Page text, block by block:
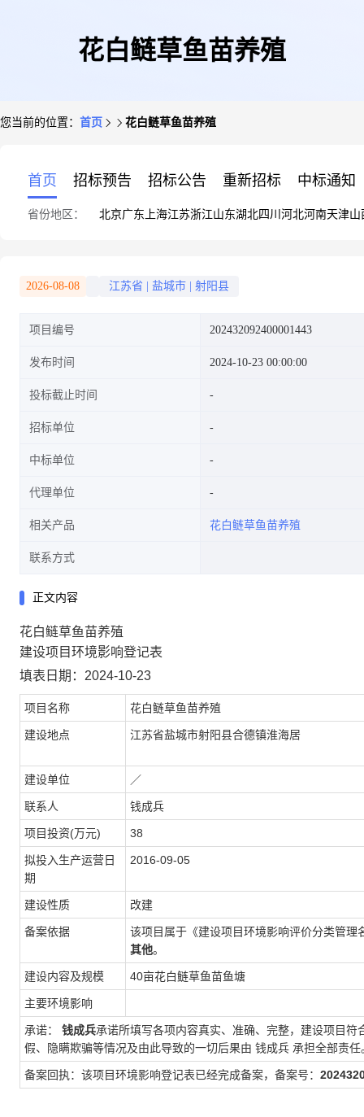
花白鲢草鱼苗养殖
您当前的位置： 首页 花白鲢草鱼苗养殖
首页 招标预告 招标公告 重新招标 中标通知
省份地区： 北京广东 上海江苏浙江山东湖北四川 河北河南天津山
2026-08-08 江苏省 盐城市 射阳县
项目编号 202432092400001443
发布时间 2024-10-23 00:00:00
投标截止时间
招标单位
中标单位
代理单位
相关产品 花白鲢草鱼苗养殖
联系方式
正文内容
花白鲢草鱼苗养殖
建设项目环境影响登记表
填表日期：2024-10-23
项目名称 花白鲢草鱼苗养殖
建设地点 江苏省盐城市射阳县合德镇淮海居
建设单位 ／
联系人 钱成兵
项目投资(万元) 38
拟投入生产运营日
期
2016-09-05
建设性质 改建
备案依据
该项目属于《建设项目环境影响评价分类管
其他。
建设内容及规模 40亩花白鲢草鱼苗鱼塘
主要环境影响
承诺： 钱成兵承诺所填写各项内容真实、准确、完整，建设项目
假、隐瞒欺骗等情况及由此导致的一切后果由 钱成兵 承担全部责任
备案回执：该项目环境影响登记表已经完成备案，备案号：